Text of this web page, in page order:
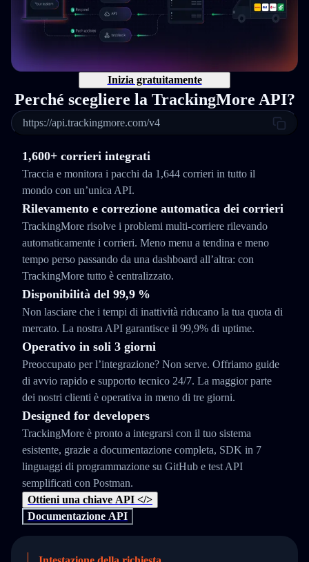
Inizia gratuitamente
Perché scegliere la TrackingMore API?
https://api.trackingmore.com/v4
1,600+ corrieri integrati
Traccia e monitora i pacchi da 1,644 corrieri in tutto il
mondo con un’unica API.
Rilevamento e correzione automatica dei corrieri
TrackingMore risolve i problemi multi-corriere rilevando
automaticamente i corrieri. Meno menu a tendina e meno
tempo perso passando da una dashboard all’altra: con
TrackingMore tutto è centralizzato.
Disponibilità del 99,9 %
Non lasciare che i tempi di inattività riducano la tua quota di
mercato. La nostra API garantisce il 99,9% di uptime.
Operativo in soli 3 giorni
Preoccupato per l’integrazione? Non serve. Offriamo guide
di avvio rapido e supporto tecnico 24/7. La maggior parte
dei nostri clienti è operativa in meno di tre giorni.
Designed for developers
TrackingMore è pronto a integrarsi con il tuo sistema
esistente, grazie a documentazione completa, SDK in 7
linguaggi di programmazione su GitHub e test API
semplificati con Postman.
Ottieni una chiave API </>
Documentazione API